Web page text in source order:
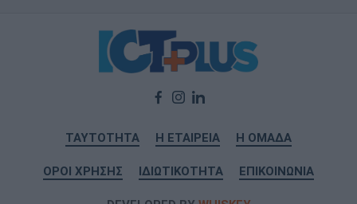
ΤΑΥΤΟΤΗΤΑ Η ΕΤΑΙΡΕΙΑ Η ΟΜΑΔΑ
ΟΡΟΙ ΧΡΗΣΗΣ ΙΔΙΩΤΙΚΟΤΗΤΑ ΕΠΙΚΟΙΝΩΝΙΑ